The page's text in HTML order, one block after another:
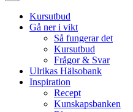
Kursutbud
Gå ner i vikt
Så fungerar det
Kursutbud
Frågor & Svar
Ulrikas Hälsobank
Inspiration
Recept
Kunskapsbanken